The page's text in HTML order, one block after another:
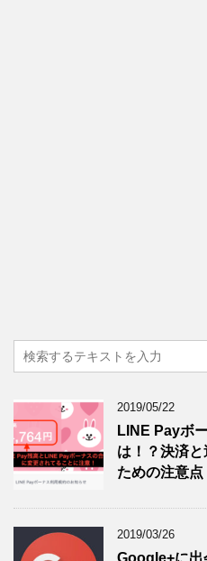
2019/05/22
LINE Payボ
は！？決済
ための注意点
2019/03/26
Google+に出